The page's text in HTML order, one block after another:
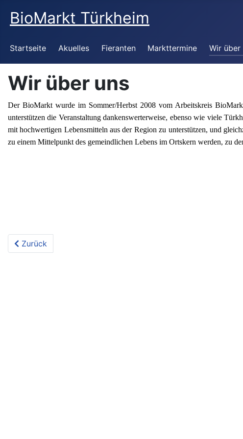
BioMarkt Türkheim
Startseite Akuelles Fieranten Markttermine Wir über
Wir über uns
Der BioMarkt wurde im Sommer/Herbst 2008 vom Arbeitskreis
unterstützen die Veranstaltung dankenswerterweise, ebenso wie viele
mit hochwertigen Lebensmitteln aus der Region zu unterstützen, und
zu einem Mittelpunkt des gemeindlichen Lebens im Ortskern werden, zu
Vorheriger Beitrag: Fieranten
Zurück